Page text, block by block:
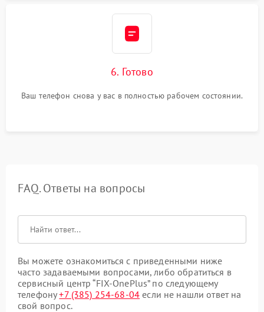
6. Готово
Ваш телефон снова у вас в полностью рабочем состоянии.
FAQ. Ответы на вопросы
Вы можете ознакомиться с приведенными ниже
часто задаваемыми вопросами, либо обратиться в
сервисный центр “FIX-OnePlus” по следующему
телефону+7 (385) 254-68-04 если не нашли ответ на
свой вопрос.